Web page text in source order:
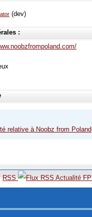
(dev)
:
relative à Noobz from Poland
RSS